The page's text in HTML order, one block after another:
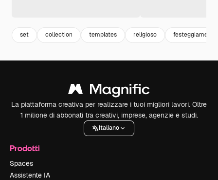
set collection templates religioso festeggiamenti
La piattaforma creativa per realizzare i tuoi migliori lavori. Oltre
1 milione di abbonati tra creativi, imprese, agenzie e studi.
Italiano
Prodotti
Spaces
Assistente IA